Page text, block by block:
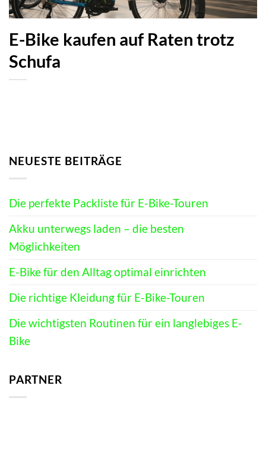
E-Bike kaufen auf Raten trotz
Schufa
NEUESTE BEITRÄGE
Die perfekte Packliste für E-Bike-Touren
Akku unterwegs laden – die besten
Möglichkeiten
E-Bike für den Alltag optimal einrichten
Die richtige Kleidung für E-Bike-Touren
Die wichtigsten Routinen für ein langlebiges E-
Bike
PARTNER